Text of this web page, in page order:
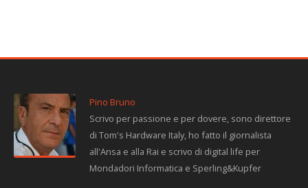
Pino Bruno
Scrivo per passione e per dovere, sono direttore
di Tom's Hardware Italy, ho fatto il giornalista
all'Ansa e alla Rai e scrivo di digital life per
Mondadori Informatica e Sperling&Kupfer